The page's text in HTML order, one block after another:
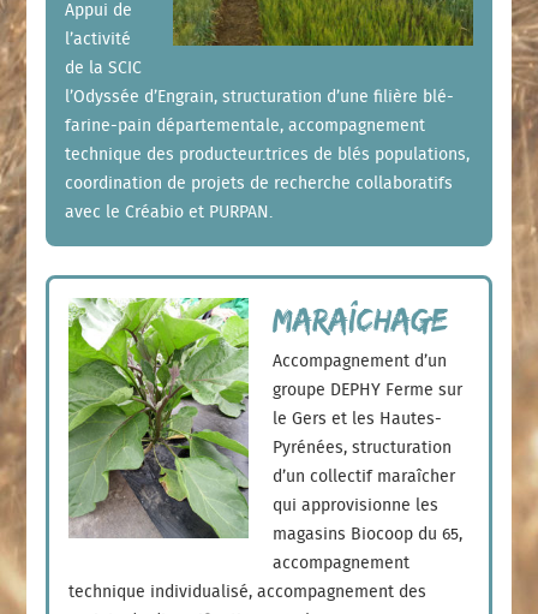
Appui de
l’activité
de la SCIC
l’Odyssée d’Engrain, structuration d’une filière blé-
farine-pain départementale, accompagnement
technique des producteur.trices de blés populations,
coordination de projets de recherche collaboratifs
avec le Créabio et PURPAN.
Maraîchage
Accompagnement d’un
groupe DEPHY Ferme sur
le Gers et les Hautes-
Pyrénées, structuration
d’un collectif maraîcher
qui approvisionne les
magasins Biocoop du 65,
accompagnement
technique individualisé, accompagnement des